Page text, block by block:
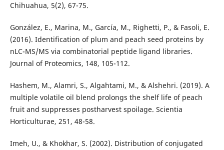
Chihuahua, 5(2), 67-75.
González, E., Marina, M., García, M., Righetti, P., & Fasoli, E.
(2016). Identification of plum and peach seed proteins by
nLC-MS/MS via combinatorial peptide ligand libraries.
Journal of Proteomics, 148, 105-112.
Hashem, M., Alamri, S., Algahtami, M., & Alshehri. (2019). A
multiple volatile oil blend prolongs the shelf life of peach
fruit and suppresses postharvest spoilage. Scientia
Horticulturae, 251, 48-58.
Imeh, U., & Khokhar, S. (2002). Distribution of conjugated